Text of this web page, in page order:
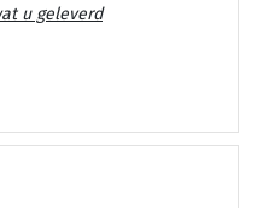
u geleverd